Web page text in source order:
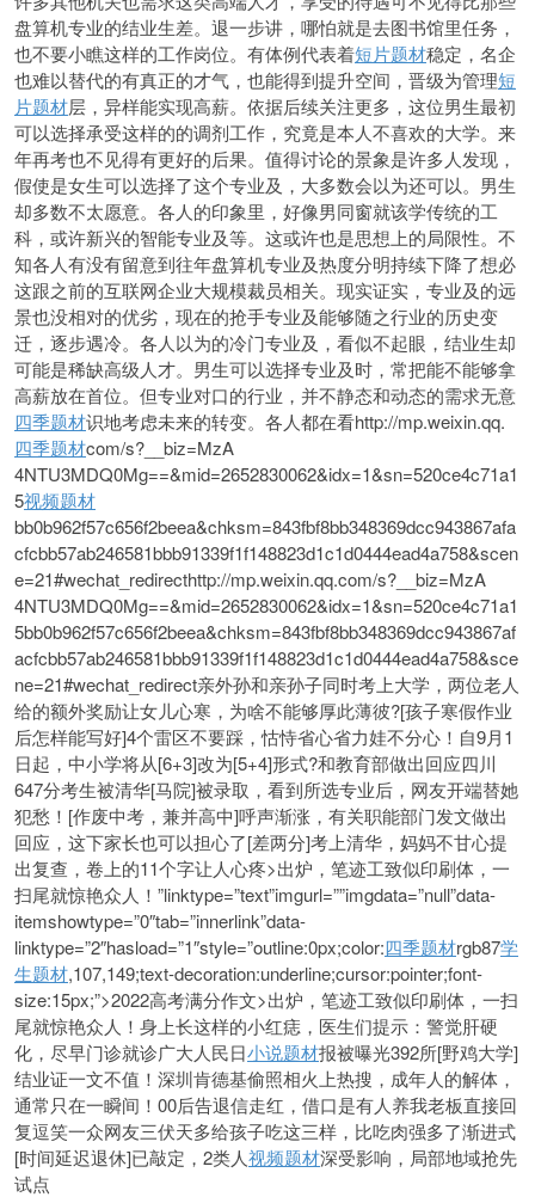
盘算机专业的结业生差。退一步讲，哪怕就是去图书馆里任务，
也不要小瞧这样的工作岗位。有体例代表着短片题材稳定，名企
也难以替代的有真正的才气，也能得到提升空间，晋级为管理短
片题材层，异样能实现高薪。依据后续关注更多，这位男生最初
可以选择承受这样的的调剂工作，究竟是本人不喜欢的大学。来
年再考也不见得有更好的后果。值得讨论的景象是许多人发现，
假使是女生可以选择了这个专业及，大多数会以为还可以。男生
却多数不太愿意。各人的印象里，好像男同窗就该学传统的工
科，或许新兴的智能专业及等。这或许也是思想上的局限性。不
知各人有没有留意到往年盘算机专业及热度分明持续下降了想必
这跟之前的互联网企业大规模裁员相关。现实证实，专业及的远
景也没相对的优劣，现在的抢手专业及能够随之行业的历史变
迁，逐步遇冷。各人以为的冷门专业及，看似不起眼，结业生却
可能是稀缺高级人才。男生可以选择专业及时，常把能不能够拿
高薪放在首位。但专业对口的行业，并不静态和动态的需求无意
四季题材识地考虑未来的转变。各人都在看http://mp.weixin.qq.
四季题材com/s?__biz=MzA
4NTU3MDQ0Mg==&mid=2652830062&idx=1&sn=520ce4c71a1
5视频题材
bb0b962f57c656f2beea&chksm=843fbf8bb348369dcc943867afa
cfcbb57ab246581bbb91339f1f148823d1c1d0444ead4a758&scen
e=21#wechat_redirecthttp://mp.weixin.qq.com/s?__biz=MzA
4NTU3MDQ0Mg==&mid=2652830062&idx=1&sn=520ce4c71a1
5bb0b962f57c656f2beea&chksm=843fbf8bb348369dcc943867af
acfcbb57ab246581bbb91339f1f148823d1c1d0444ead4a758&sce
ne=21#wechat_redirect亲外孙和亲孙子同时考上大学，两位老人
给的额外奖励让女儿心寒，为啥不能够厚此薄彼?[孩子寒假作业
后怎样能写好]4个雷区不要踩，怙恃省心省力娃不分心！自9月1
日起，中小学将从[6+3]改为[5+4]形式?和教育部做出回应四川
647分考生被清华[马院]被录取，看到所选专业后，网友开端替她
犯愁！[作废中考，兼并高中]呼声渐涨，有关职能部门发文做出
回应，这下家长也可以担心了[差两分]考上清华，妈妈不甘心提
出复查，卷上的11个字让人心疼>出炉，笔迹工致似印刷体，一
扫尾就惊艳众人！”linktype=”text”imgurl=””imgdata=”null”data-
itemshowtype=”0″tab=”innerlink”data-
linktype=”2″hasload=”1″style=”outline:0px;color:四季题材rgb87学
生题材,107,149;text-decoration:underline;cursor:pointer;font-
size:15px;”>2022高考满分作文>出炉，笔迹工致似印刷体，一扫
尾就惊艳众人！身上长这样的小红痣，医生们提示：警觉肝硬
化，尽早门诊就诊广大人民日小说题材报被曝光392所[野鸡大学]
结业证一文不值！深圳肯德基偷照相火上热搜，成年人的解体，
通常只在一瞬间！00后告退信走红，借口是有人养我老板直接回
复逗笑一众网友三伏天多给孩子吃这三样，比吃肉强多了渐进式
[时间延迟退休]已敲定，2类人视频题材深受影响，局部地域抢先
试点